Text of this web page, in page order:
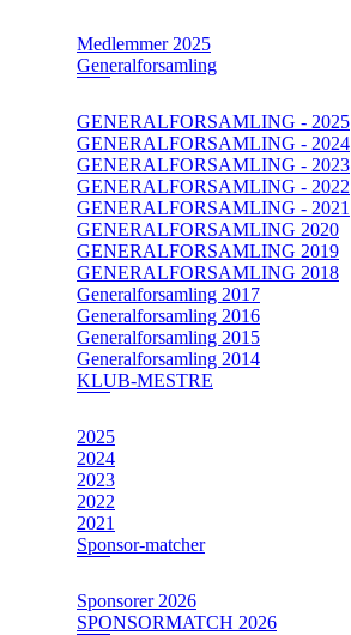
Medlemmer 2025
Generalforsamling
GENERALFORSAMLING - 2025
GENERALFORSAMLING - 2024
GENERALFORSAMLING - 2023
GENERALFORSAMLING - 2022
GENERALFORSAMLING - 2021
GENERALFORSAMLING 2020
GENERALFORSAMLING 2019
GENERALFORSAMLING 2018
Generalforsamling 2017
Generalforsamling 2016
Generalforsamling 2015
Generalforsamling 2014
KLUB-MESTRE
2025
2024
2023
2022
2021
Sponsor-matcher
Sponsorer 2026
SPONSORMATCH 2026